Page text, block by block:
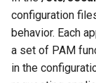
configuration
behavior. Each
a set of PAM
in the